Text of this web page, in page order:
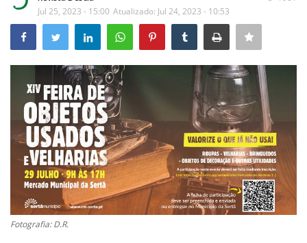
Desporto
Sobre Nós
Educação
Estatuto Editorial
Saúde
Ficha técnica
Jul 25, 2023 - 15:00 Atualizado: Jul 24, 2023 - 10:53
Fotografia: D.R.